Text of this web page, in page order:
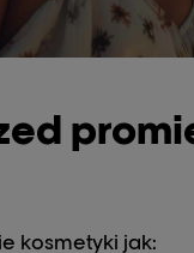
kosmetyki jak: